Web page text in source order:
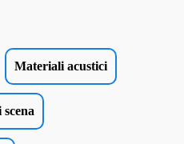
Materiali acustici